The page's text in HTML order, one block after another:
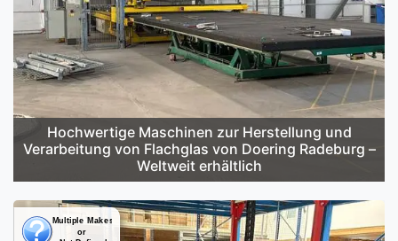
Hochwertige Maschinen zur Herstellung und
Verarbeitung von Flachglas von Doering Radeburg –
Weltweit erhältlich